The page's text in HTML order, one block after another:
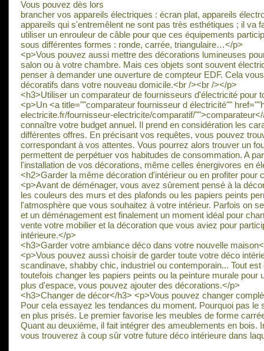
Vous pouvez dès lors
brancher vos appareils électriques : écran plat, appareils
appareils qui s'entremêlent ne sont pas très esthétiques ; il va
utiliser un enrouleur de câble pour que ces équipements
sous différentes formes : ronde, carrée, triangulaire…</p>
<p>Vous pouvez aussi mettre des décorations lumineuses
salon ou à votre chambre. Mais ces objets sont souvent
penser à demander une ouverture de compteur EDF. Cela
décoratifs dans votre nouveau domicile.<br /><br /></p>
<h3>Utiliser un comparateur de fournisseurs d'électricité pour
<p>Un <a title=""comparateur fournisseur d électricité""
electricite.fr/fournisseur-electricite/comparatif/
connaître votre budget annuel. Il prend en considération les
différentes offres. En précisant vos requêtes, vous pouvez
correspondant à vos attentes. Vous pourrez alors trouver un
permettent de perpétuer vos habitudes de consommation. A
l'installation de vos décorations, même celles énergivores en
<h2>Garder la même décoration d'intérieur ou en profiter pour
<p>Avant de déménager, vous avez sûrement pensé à la
les couleurs des murs et des plafonds ou les papiers peints
l'atmosphère que vous souhaitez à votre intérieur. Parfois on
et un déménagement est finalement un moment idéal pour
vente votre mobilier et la décoration que vous aviez pour
intérieure.</p>
<h3>Garder votre ambiance déco dans votre nouvelle
<p>Vous pouvez aussi choisir de garder toute votre déco
scandinave, shabby chic, industriel ou contemporain... Tout
toutefois changer les papiers peints ou la peinture murale
plus d'espace, vous pouvez ajouter des décorations.</p>
<h3>Changer de décor</h3> <p>Vous pouvez changer
Pour cela essayez les tendances du moment. Pourquoi pas le
en plus prisés. Le premier favorise les meubles de forme
Quant au deuxième, il fait intégrer des ameublements en bois.
vous trouverez à coup sûr votre future déco intérieure dans